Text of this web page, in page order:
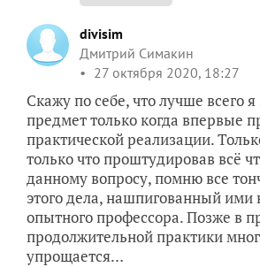
divisim
Дмитрий Симакин
27 октября 2020, 18:27
Скажу по себе, что лучше всего
предмет только когда впервые
практической реализации.
только что проштудировав всё
данному вопросу, помню все
этого дела, нашпигованный ими
опытного профессора. Позже в
продолжительной практики
упрощается…